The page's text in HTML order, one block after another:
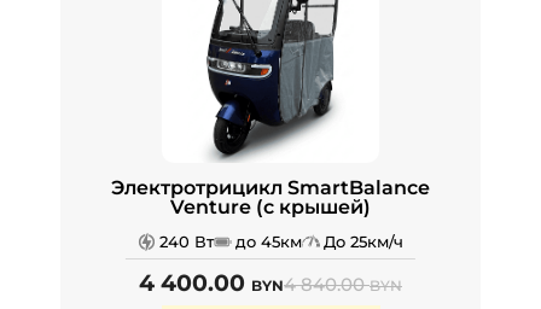
Электротрицикл SmartBalance
Venture (с крышей)
240 Вт до 45км До 25км/ч
4 400.00 BYN4 840.00BYN